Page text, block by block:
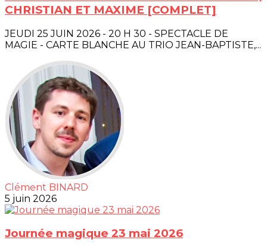
CHRISTIAN ET MAXIME [COMPLET]
JEUDI 25 JUIN 2026 - 20 H 30 - SPECTACLE DE
MAGIE - CARTE BLANCHE AU TRIO JEAN-BAPTISTE,...
Clément BINARD
5 juin 2026
Journée magique 23 mai 2026